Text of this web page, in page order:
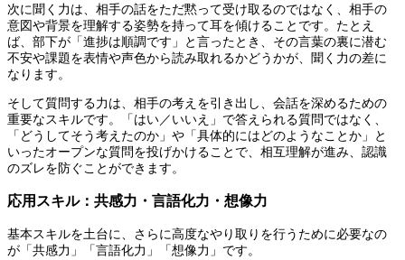
次に聞く力は、相手の話をただ黙って受け取るのではなく、相手の
意図や背景を理解する姿勢を持って耳を傾けることです。たとえ
ば、部下が「進捗は順調です」と言ったとき、その言葉の裏に潜む
不安や課題を表情や声色から読み取れるかどうかが、聞く力の差に
なります。
そして質問する力は、相手の考えを引き出し、会話を深めるための
重要なスキルです。「はい／いいえ」で答えられる質問ではなく、
「どうしてそう考えたのか」や「具体的にはどのようなことか」と
いったオープンな質問を投げかけることで、相互理解が進み、認識
のズレを防ぐことができます。
応用スキル：共感力・言語化力・想像力
基本スキルを土台に、さらに高度なやり取りを行うために必要なの
が「共感力」「言語化力」「想像力」です。